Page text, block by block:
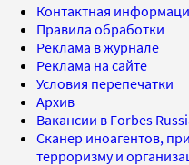
Контактная
Правила обработки
Реклама в журнале
Реклама на сайте
Условия перепечатки
Архив
Вакансии в Forbes
Сканер иноагентов,
терроризму и